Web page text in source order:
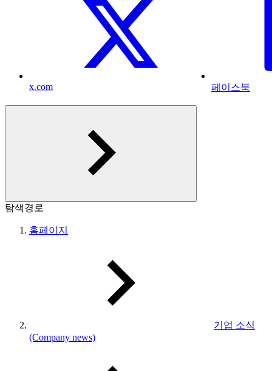
x.com 페이스북
탐색경로
홈페이지
기업 소식
(Company news)